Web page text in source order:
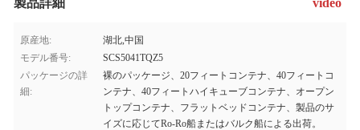
製品詳細 video
原産地:
湖北,中国
モデル番号:
SCS5041TQZ5
パッケージの詳
細:
裸のパッケージ、20フィートコンテナ、40フィートコ
ンテナ、40フィートハイキューブコンテナ、オープン
トップコンテナ、フラットベッドコンテナ、製品のサ
イズに応じてRo-Ro船またはバルク船による出荷。